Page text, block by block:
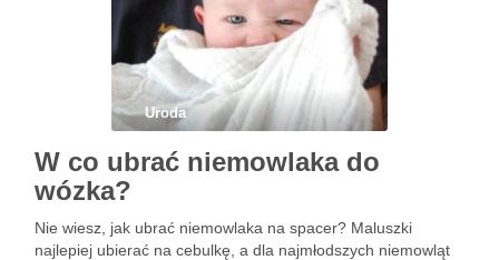
Uroda
W co ubrać niemowlaka do
wózka?
Nie wiesz, jak ubrać niemowlaka na spacer? Maluszki
najlepiej ubierać na cebulkę, a dla najmłodszych niemowląt